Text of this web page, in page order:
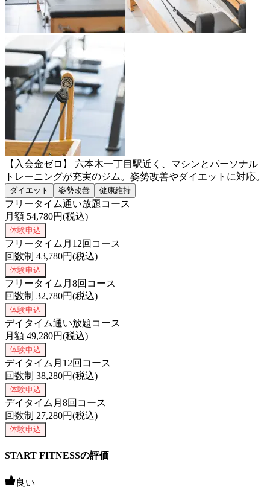
【入会金ゼロ】 六本木一丁目駅近く、マシンとパーソナル
トレーニングが充実のジム。姿勢改善やダイエットに対応。
ダイエット 姿勢改善 健康維持
フリータイム通い放題コース
月額 54,780円(税込)
体験申込
フリータイム月12回コース
回数制 43,780円(税込)
体験申込
フリータイム月8回コース
回数制 32,780円(税込)
体験申込
デイタイム通い放題コース
月額 49,280円(税込)
体験申込
デイタイム月12回コース
回数制 38,280円(税込)
体験申込
デイタイム月8回コース
回数制 27,280円(税込)
体験申込
START FITNESSの評価
良い